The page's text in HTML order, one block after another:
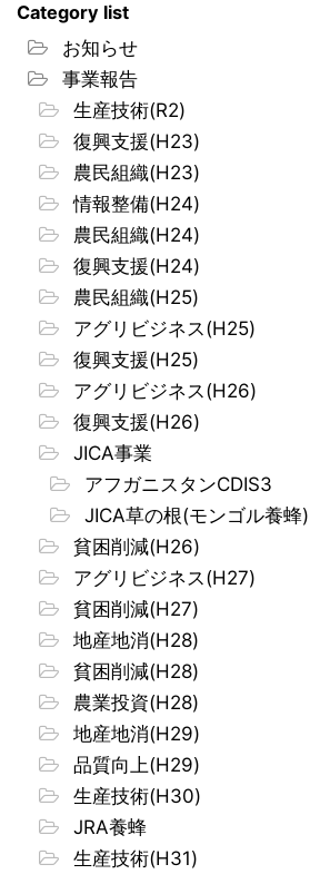
Category list
お知らせ
事業報告
生産技術(R2)
復興支援(H23)
農民組織(H23)
情報整備(H24)
農民組織(H24)
復興支援(H24)
農民組織(H25)
アグリビジネス(H25)
復興支援(H25)
アグリビジネス(H26)
復興支援(H26)
JICA事業
アフガニスタンCDIS3
JICA草の根(モンゴル養蜂)
貧困削減(H26)
アグリビジネス(H27)
貧困削減(H27)
地産地消(H28)
貧困削減(H28)
農業投資(H28)
地産地消(H29)
品質向上(H29)
生産技術(H30)
JRA養蜂
生産技術(H31)